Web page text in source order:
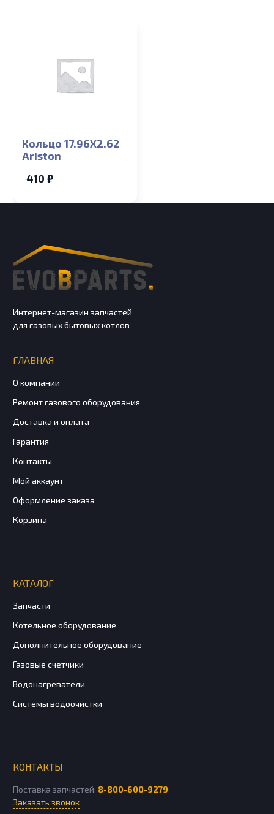
Кольцо 17.96X2.62
Ariston
410 ₽
Интернет-магазин запчастей
для газовых бытовых котлов
ГЛАВНАЯ
О компании
Ремонт газового оборудования
Доставка и оплата
Гарантия
Контакты
Мой аккаунт
Оформление заказа
Корзина
КАТАЛОГ
Запчасти
Котельное оборудование
Дополнительное оборудование
Газовые счетчики
Водонагреватели
Системы водоочистки
КОНТАКТЫ
Поставка запчастей: 8-800-600-9279
Заказать звонок